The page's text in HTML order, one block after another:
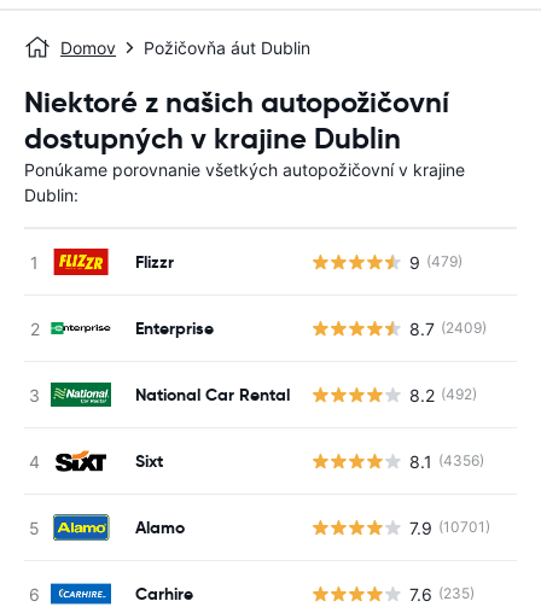
Domov Požičovňa áut Dublin
Niektoré z našich autopožičovní
dostupných v krajine Dublin
Ponúkame porovnanie všetkých autopožičovní v krajine
Dublin:
Flizzr 9 (479)
Enterprise 8.7 (2409)
National Car Rental 8.2 (492)
Sixt 8.1 (4356)
Alamo 7.9 (10701)
Carhire 7.6 (235)